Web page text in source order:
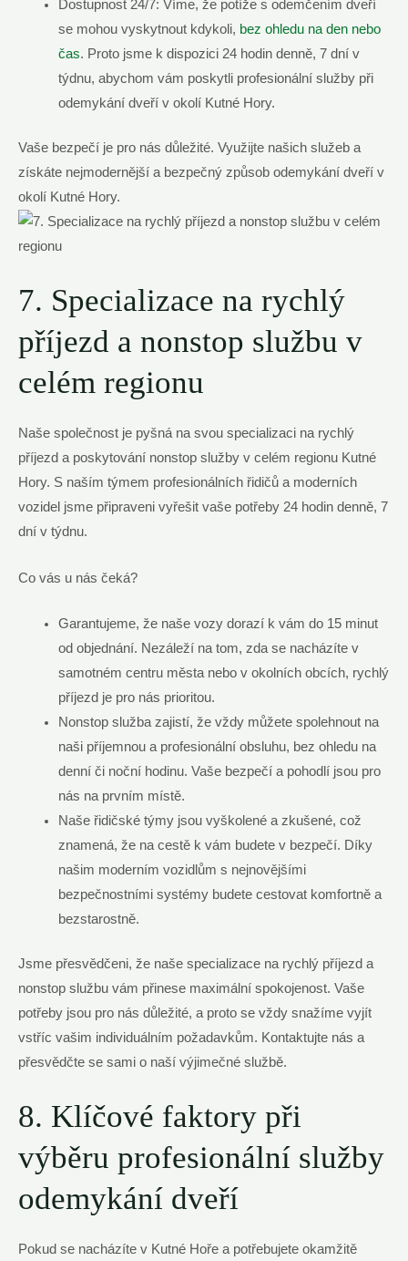
Dostupnost 24/7: Víme, že potíže s odemčením dveří
se mohou vyskytnout kdykoli, bez ohledu na den nebo
čas. Proto jsme k dispozici 24 hodin denně, 7 dní v
týdnu, abychom vám poskytli profesionální služby při
odemykání dveří v okolí Kutné Hory.
Vaše bezpečí je pro nás důležité. Využijte našich služeb a
získáte nejmodernější a bezpečný způsob odemykání dveří v
okolí Kutné Hory.
7. Specializace na rychlý
příjezd a nonstop službu v
celém regionu
Naše společnost je pyšná na svou specializaci na rychlý
příjezd a poskytování nonstop služby v celém regionu Kutné
Hory. S naším týmem profesionálních řidičů a moderních
vozidel jsme připraveni vyřešit vaše potřeby 24 hodin denně, 7
dní v týdnu.
Co vás u nás čeká?
Garantujeme, že naše vozy dorazí k vám do 15 minut
od objednání. Nezáleží na tom, zda se nacházíte v
samotném centru města nebo v okolních obcích, rychlý
příjezd je pro nás prioritou.
Nonstop služba zajistí, že vždy můžete spolehnout na
naši příjemnou a profesionální obsluhu, bez ohledu na
denní či noční hodinu. Vaše bezpečí a pohodlí jsou pro
nás na prvním místě.
Naše řidičské týmy jsou vyškolené a zkušené, což
znamená, že na cestě k vám budete v bezpečí. Díky
našim moderním vozidlům s nejnovějšími
bezpečnostními systémy budete cestovat komfortně a
bezstarostně.
Jsme přesvědčeni, že naše specializace na rychlý příjezd a
nonstop službu vám přinese maximální spokojenost. Vaše
potřeby jsou pro nás důležité, a proto se vždy snažíme vyjít
vstříc vašim individuálním požadavkům. Kontaktujte nás a
přesvědčte se sami o naší výjimečné službě.
8. Klíčové faktory při
výběru profesionální služby
odemykání dveří
Pokud se nacházíte v Kutné Hoře a potřebujete okamžitě